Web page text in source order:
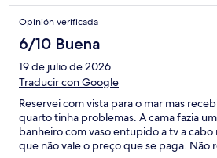
Opinión verificada
6/10 Buena
19 de julio de 2026
Traducir con Google
Reservei com vista para o mar mas
quarto tinha problemas. A cama fazia
banheiro com vaso entupido a tv a
que não vale o preço que se paga. Não